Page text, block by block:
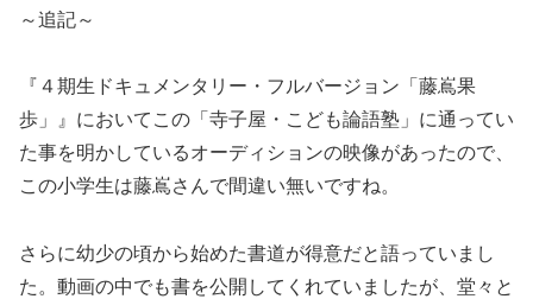
～追記～
『４期生ドキュメンタリー・フルバージョン「藤嶌果
歩」』においてこの「寺子屋・こども論語塾」に通ってい
た事を明かしているオーディションの映像があったので、
この小学生は藤嶌さんで間違い無いですね。
さらに幼少の頃から始めた書道が得意だと語っていまし
た。動画の中でも書を公開してくれていましたが、堂々と